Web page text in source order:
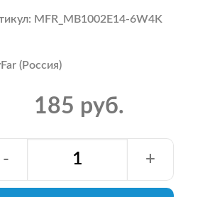
MFR_MB1002E14-6W4K
(Россия)
185 руб.
- +